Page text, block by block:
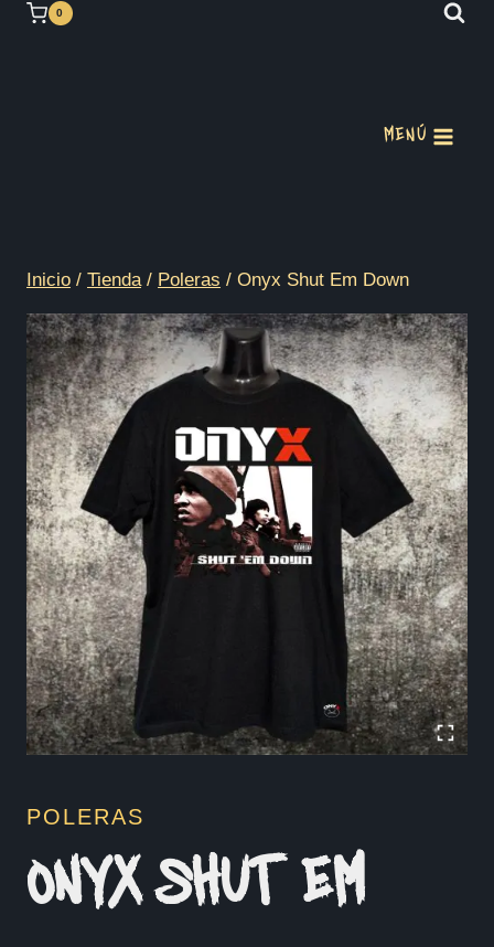
Saltar 0
MENÚ
Inicio / Tienda / Poleras / Onyx Shut Em Down
POLERAS
ONYX SHUT EM